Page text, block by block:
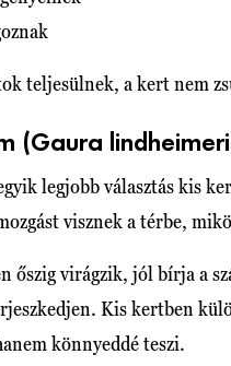
teljesülnek, a kert nem
(Gaura
legjobb választás kis
visznek a térbe,
őszig virágzik, jól bírja a
Kis kertben
könnyeddé teszi.